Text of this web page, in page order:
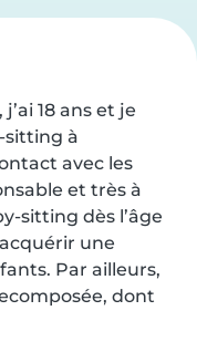
18 ans et je
sitting à
avec les
et très à
sitting dès l’âge
une
Par ailleurs,
dont